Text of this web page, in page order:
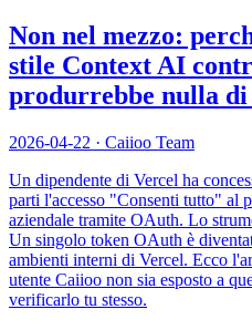
Non nel mezzo:
stile Context AI
produrrebbe nulla
2026-04-22 · Caiioo Team
Un dipendente di Vercel ha
parti l'accesso "Consenti tutto" al
aziendale tramite OAuth. Lo
Un singolo token OAuth è
ambienti interni di Vercel. Ecco
utente Caiioo non sia esposto a
verificarlo tu stesso.